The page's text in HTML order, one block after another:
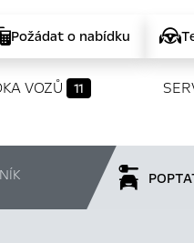
Požádat o nabídku
VOZŮ 11